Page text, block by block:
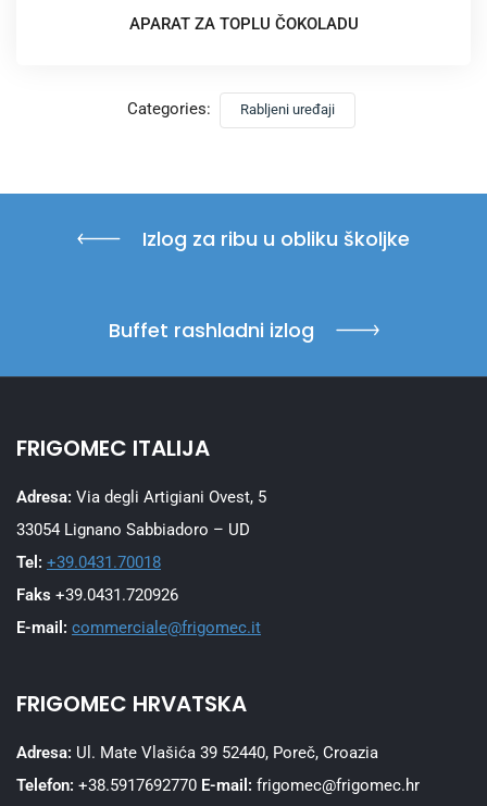
APARAT ZA TOPLU ČOKOLADU
Categories: Rabljeni uređaji
Izlog za ribu u obliku školjke
Buffet rashladni izlog
FRIGOMEC ITALIJA
Adresa: Via degli Artigiani Ovest, 5
33054 Lignano Sabbiadoro – UD
Tel: +39.0431.70018
Faks +39.0431.720926
E-mail: commerciale@frigomec.it
FRIGOMEC HRVATSKA
Adresa: Ul. Mate Vlašića 39 52440, Poreč, Croazia
Telefon: +38.5917692770 E-mail: frigomec@frigomec.hr